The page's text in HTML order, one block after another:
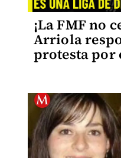
¡La FMF no
Arriola
protesta por